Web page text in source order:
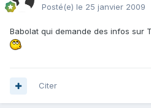
Posté(e) le 25 janvier 2009
Babolat qui demande des infos sur
Citer